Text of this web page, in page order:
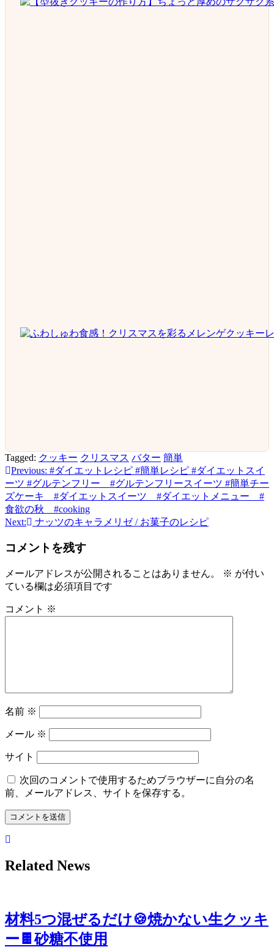
Tagged: クッキー クリスマス バター 簡単
投
稿
ナ
ゲ
ー
シ
ョ
Previous: #ダイエットレシピ #簡単レシピ #ダイエットスイ
ーツ #グルテンフリー #グルテンフリースイーツ #簡単チー
ズケーキ #ダイエットスイーツ #ダイエットメニュー #
食欲の秋 #cooking
Next:
ナッツのキャラメリゼ / お菓子のレシピ
コメントを残す
メールアドレスが公開されることはありません。 ※ が付い
ている欄は必須項目です
コメント ※
名前 ※
メール ※
サイト
次回のコメントで使用するためブラウザーに自分の名
前、メールアドレス、サイトを保存する。
Related News
材料5つ混ぜるだけ🍪焼かない生クッキ
ー🍫砂糖不使用